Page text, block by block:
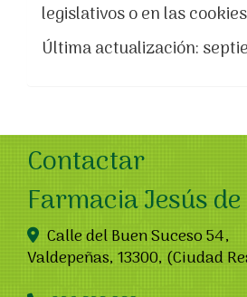
legislativos o en las
Última actualización:
Contactar
Farmacia Jesús
Calle del Buen Suceso 54,
Valdepeñas, 13300, (Ciudad